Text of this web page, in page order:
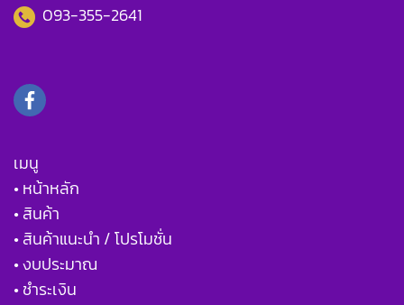
093-355-2641
เมนู
• หน้าหลัก
• สินค้า
• สินค้าแนะนำ / โปรโมชั่น
• งบประมาณ
• ชำระเงิน